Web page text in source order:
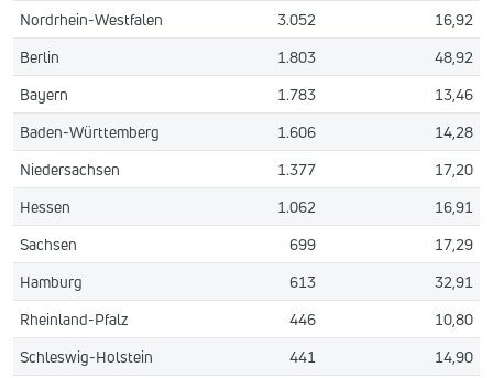
Nordrhein-Westfalen 3.052
16,92
Berlin
1.803
48,92
Bayern
1.783
13,46
Baden-Württemberg
1.606
14,28
Niedersachsen
1.377
17,20
Hessen
1.062
16,91
Sachsen
699
17,29
Hamburg
613
32,91
Rheinland-Pfalz
446
10,80
Schleswig-Holstein
441
14,90